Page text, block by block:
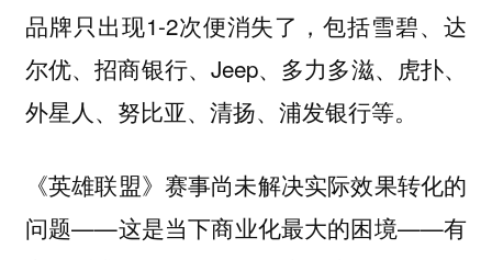
品牌只出现1-2次便消失了，包括雪碧、达
尔优、招商银行、Jeep、多力多滋、虎扑、
外星人、努比亚、清扬、浦发银行等。
《英雄联盟》赛事尚未解决实际效果转化的
问题——这是当下商业化最大的困境——有